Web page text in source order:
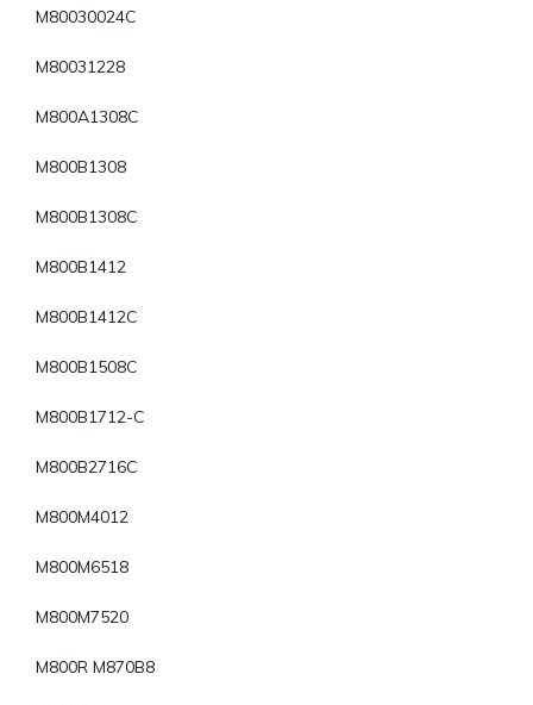
M80030024C
M80031228
M800A1308C
M800B1308
M800B1308C
M800B1412
M800B1412C
M800B1508C
M800B1712-C
M800B2716C
M800M4012
M800M6518
M800M7520
M800R M870B8